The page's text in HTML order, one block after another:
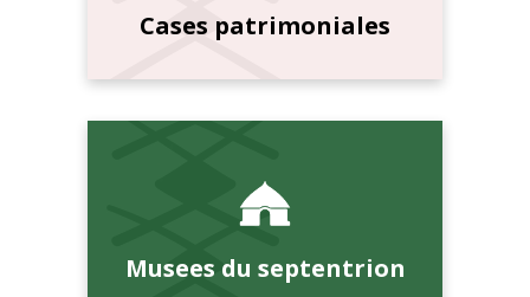
Cases patrimoniales
Musees du septentrion